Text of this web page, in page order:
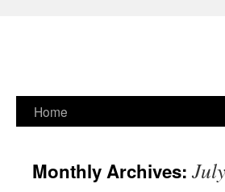
Skip
content
Home
Monthly Archives: